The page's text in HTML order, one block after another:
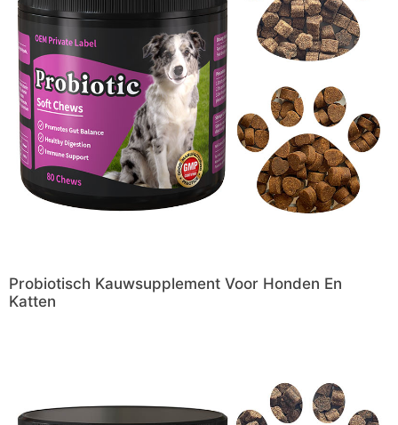
Probiotisch Kauwsupplement Voor Honden En
Katten